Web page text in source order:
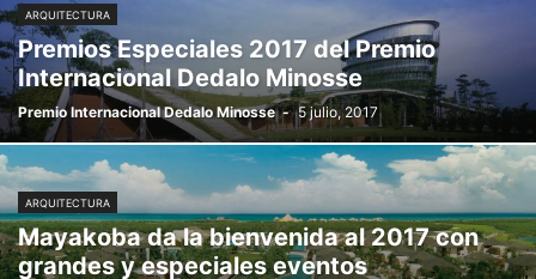
ARQUITECTURA
Premios Especiales 2017 del Premio
Internacional Dedalo Minosse
Premio Internacional Dedalo Minosse - 5 julio, 2017
ARQUITECTURA
Mayakoba da la bienvenida al 2017 con
grandes y especiales eventos